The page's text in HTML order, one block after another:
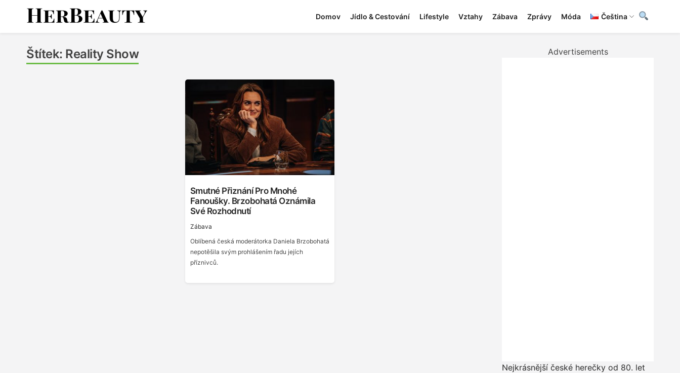
Domov Jídlo & Cestování Lifestyle Vztahy Zábava Zprávy Móda Čeština
Štítek: Reality Show
Smutné Přiznání Pro Mnohé
Fanoušky. Brzobohatá Oznámila
Své Rozhodnutí
Zábava
Oblíbená česká moderátorka Daniela Brzobohatá
nepotěšila svým prohlášením řadu jejích
příznivců.
Advertisements
Nejkrásnější české herečky od 80. let